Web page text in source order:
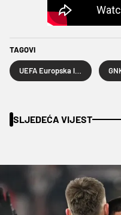
TAGOVI
SLJEDEĆA VIJEST